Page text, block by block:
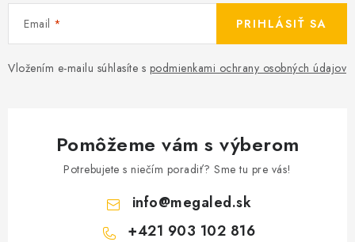
Email
Vložením e-mailu súhlasíte s podmienkami ochrany osobných údajov
PRIHLÁSIŤ SA
Pomôžeme vám s výberom
Potrebujete s niečím poradiť? Sme tu pre vás!
info@megaled.sk
+421 903 102 816